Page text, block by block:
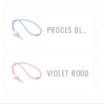
VIOLET ROOD